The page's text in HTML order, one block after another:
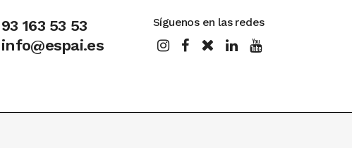
93 163 53 53
info@espai.es
Síguenos en las redes